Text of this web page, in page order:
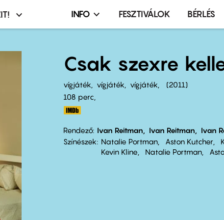
Infó,
terembérlés
menü
INFO FESZTIVÁLOK BÉRLÉS
Csak szexre
vígjáték vígjáték vígjáték
2011
108 perc,
Rendező Ivan Reitman Ivan Reitman
Ivan
Színészek
Natalie Portman Aston Kutcher
Kevin Kline
Natalie Portman